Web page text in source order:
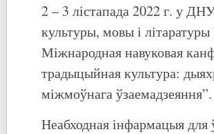
2 – 3 лістапада 2022 г. у
культуры, мовы і
Міжнародная навуковая
традыцыйная культура:
міжмоўнага ўзаемадзеяння”.
Неабходная інфармацыя